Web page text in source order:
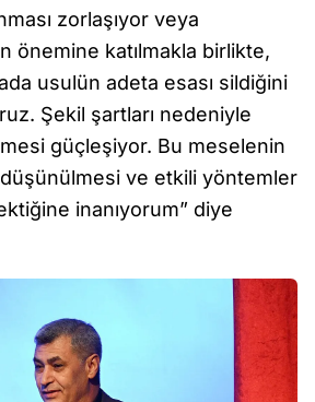
zorlaşıyor veya
önemine katılmakla birlikte,
usulün adeta esası sildiğini
Şekil şartları nedeniyle
güçleşiyor. Bu meselenin
ve etkili yöntemler
inanıyorum” diye